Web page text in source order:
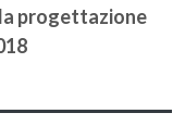
progettazione